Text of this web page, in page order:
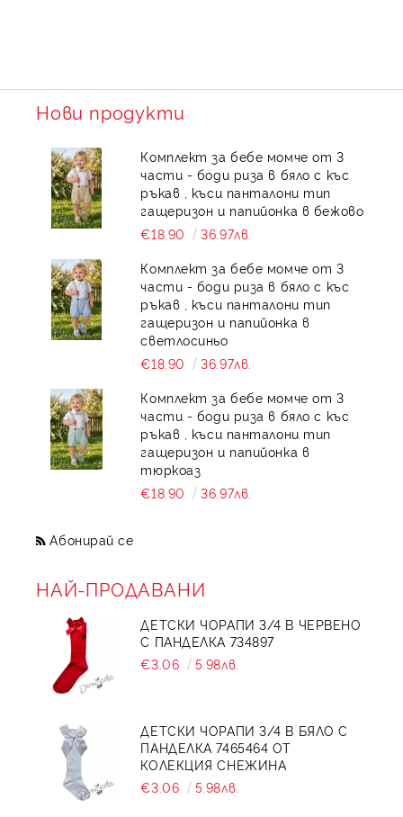
Нови продукти
Комплект за бебе момче от 3
части - боди риза в бяло с къс
ръкав , къси панталони тип
гащеризон и папийонка в бежово
€18.90
36.97лв.
Комплект за бебе момче от 3
части - боди риза в бяло с къс
ръкав , къси панталони тип
гащеризон и папийонка в
светлосиньо
€18.90
36.97лв.
Комплект за бебе момче от 3
части - боди риза в бяло с къс
ръкав , къси панталони тип
гащеризон и папийонка в
тюркоаз
€18.90
36.97лв.
Абонирай се
НАЙ-ПРОДАВАНИ
ДЕТСКИ ЧОРАПИ 3/4 В ЧЕРВЕНО
С ПАНДЕЛКА 734897
€3.06
5.98лв.
ДЕТСКИ ЧОРАПИ 3/4 В БЯЛО С
ПАНДЕЛКА 7465464 ОТ
КОЛЕКЦИЯ СНЕЖИНА
€3.06
5.98лв.